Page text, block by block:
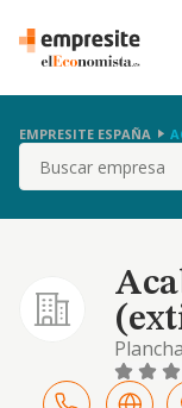
EMPRESITE ESPAÑA
Buscar
vestir y